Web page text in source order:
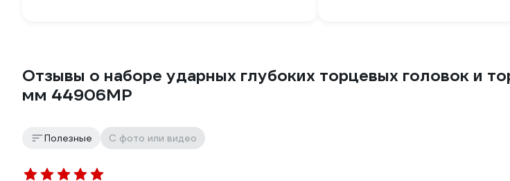
Отзывы о наборе ударных глубоких торцевых головок и
мм 44906MP
Полезные С фото или видео